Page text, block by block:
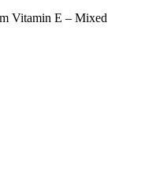
Vitamin E – Mixed